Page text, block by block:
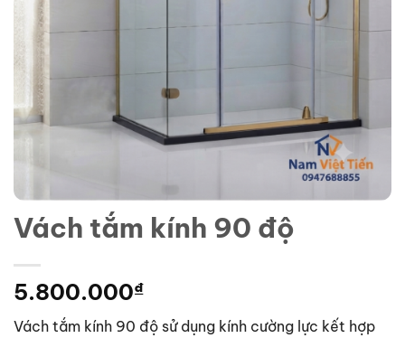
Vách tắm kính 90 độ
5.800.000₫
Vách tắm kính 90 độ sử dụng kính cường lực kết hợp